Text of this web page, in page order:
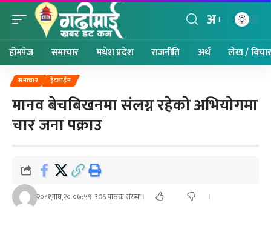
अ
होमपेज समाचार मधेश प्रदेश राजनीति अर्थ लेख / बिचार
समाचार हेडलाईन
मानव बेचबिखनमा संलग्न रहेको अभियोगमा
चार जना पक्राउ
२०८१,माघ,२० ०७:५९ 306 पाठक संख्या